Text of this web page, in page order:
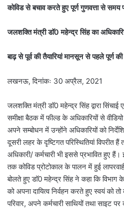
कोविड से बचाव करते हुए पूर्ण गुणवत्ता से समय
जलशक्ति मंत्री डाॅ0 महेन्द्र सिंह का
बाढ़ से पूर्व की तैयारियां मानसून से पहले पूर्ण
लखनऊ, दिनांकः 30 अप्रैल, 2021
जलशक्ति मंत्री डाॅ0 महेन्द्र सिंह द्वारा
समीक्षा बैठक में फील्ड के अधिकारियों से वीडियो
अपने सम्बोधन में उन्होंने अधिकारियों को
दूसरी लहर के दृष्टिगत परिस्थितियां विपरीत
अधिकारी/ कर्मचारी भी इससे प्रभावित हुए
तक कोविड प्रोटोकाल के पालन में हुई
बोलते हुए डाॅ0 महेन्द्र सिंह ने कहा कि विभाग के
को अपना दायित्व निर्वहन करते हुए स्वयं को
परिवार, अपने कर्मचारी साथियों तथा साइट